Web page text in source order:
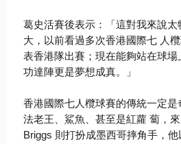
葛史活賽後表示：「這對我來說
大，以前看過多次香港國際七 人
表香港隊出賽；現在能夠站在球
功達陣更是夢想成真。」
香港國際七人欖球賽的傳統一定是
法老王、鯊魚、甚至是紅蘿 蔔，
Briggs 則打扮成墨西哥摔角手，